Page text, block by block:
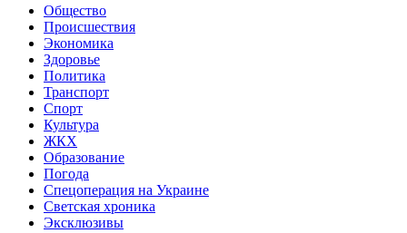
Общество
Происшествия
Экономика
Здоровье
Политика
Транспорт
Спорт
Культура
ЖКХ
Образование
Погода
Спецоперация на Украине
Светская хроника
Эксклюзивы